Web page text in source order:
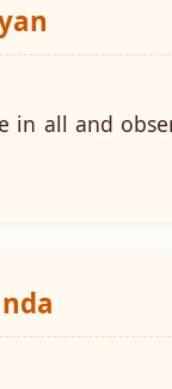
in all and